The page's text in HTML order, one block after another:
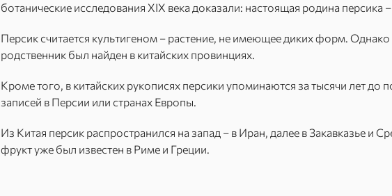
ботанические исследования XIX века доказали: настоящая родина персика
Персик считается культигеном – растение, не имеющее диких форм.
родственник был найден в китайских провинциях.
Кроме того, в китайских рукописях персики упоминаются за тысячи лет до
записей в Персии или странах Европы.
Из Китая персик распространился на запад – в Иран, далее в Закавказье и
фрукт уже был известен в Риме и Греции.